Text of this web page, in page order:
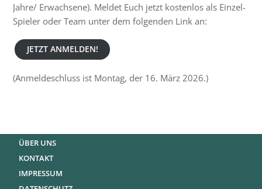
Jahre/ Erwachsene). Meldet Euch jetzt kostenlos als Einzel-
Spieler oder Team unter dem folgenden Link an:
JETZT ANMELDEN!
(Anmeldeschluss ist Montag, der 16. März 2026.)
ÜBER UNS
KONTAKT
IMPRESSUM